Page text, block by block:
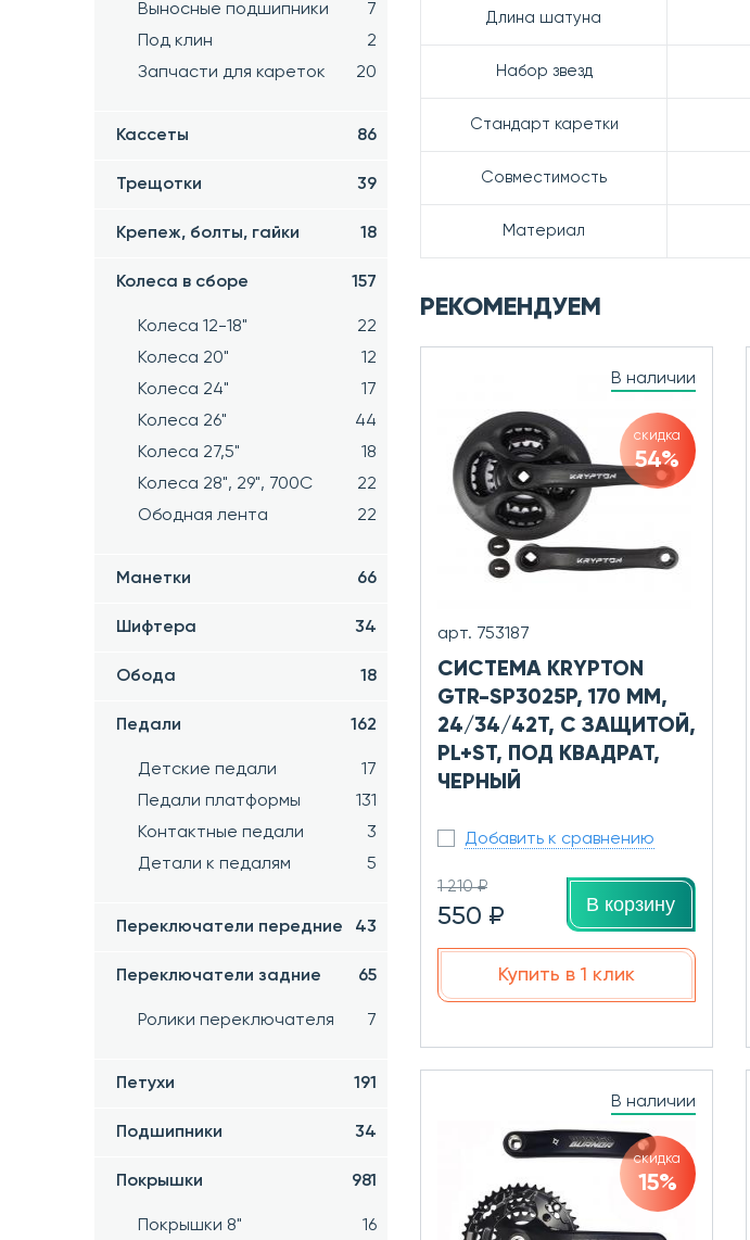
Выносные подшипники
7
Под клин
2
Запчасти для кареток
20
Кассеты 86
Трещотки 39
Крепеж, болты, гайки 18
Колеса в сборе 157
Колеса 12-18"
22
Колеса 20"
12
Колеса 24"
17
Колеса 26"
44
Колеса 27,5"
18
Колеса 28", 29", 700С
22
Ободная лента
22
Манетки 66
Шифтера 34
Обода 18
Педали 162
Детские педали
17
Педали платформы
131
Контактные педали
3
Детали к педалям
5
Переключатели передние 43
Переключатели задние 65
Ролики переключателя 7
Петухи 191
Подшипники 34
Покрышки 981
Покрышки 8"
16
Длина шатуна
Набор звезд
Стандарт каретки
Совместимость
Материал
РЕКОМЕНДУЕМ
В наличии
скидка
54%
арт. 753187
СИСТЕМА KRYPTON
GTR-SP3025P, 170 ММ,
24/34/42T, С ЗАЩИТОЙ,
PL+ST, ПОД КВАДРАТ,
ЧЕРНЫЙ
Добавить к сравнению
1 210 ₽
550 ₽ В корзину
Купить в 1 клик
В наличии
скидка
15%